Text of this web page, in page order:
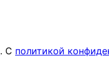
. С политикой